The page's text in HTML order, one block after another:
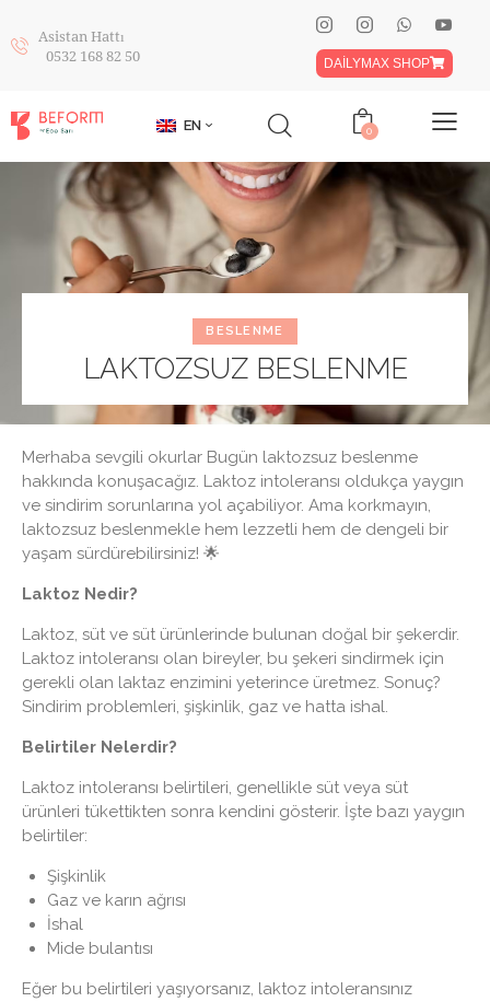
Asistan Hattı
0532 168 82 50
DAİLYMAX SHOP
EN 0
BESLENME
LAKTOZSUZ BESLENME
Merhaba sevgili okurlar Bugün laktozsuz beslenme
hakkında konuşacağız. Laktoz intoleransı oldukça yaygın
ve sindirim sorunlarına yol açabiliyor. Ama korkmayın,
laktozsuz beslenmekle hem lezzetli hem de dengeli bir
yaşam sürdürebilirsiniz! 🌟
Laktoz Nedir?
Laktoz, süt ve süt ürünlerinde bulunan doğal bir şekerdir.
Laktoz intoleransı olan bireyler, bu şekeri sindirmek için
gerekli olan laktaz enzimini yeterince üretmez. Sonuç?
Sindirim problemleri, şişkinlik, gaz ve hatta ishal.
Belirtiler Nelerdir?
Laktoz intoleransı belirtileri, genellikle süt veya süt
ürünleri tükettikten sonra kendini gösterir. İşte bazı yaygın
belirtiler:
Şişkinlik
Gaz ve karın ağrısı
İshal
Mide bulantısı
Eğer bu belirtileri yaşıyorsanız, laktoz intoleransınız